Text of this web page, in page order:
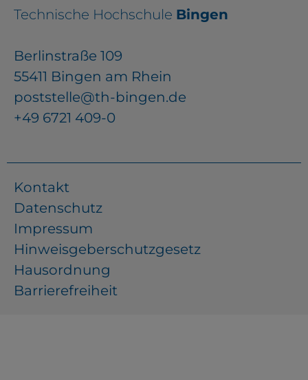
Technische Hochschule Bingen
Berlinstraße 109
55411 Bingen am Rhein
poststelle@th-bingen.de
+49 6721 409-0
Kontakt
Datenschutz
Impressum
Hinweisgeberschutzgesetz
Hausordnung
Barrierefreiheit